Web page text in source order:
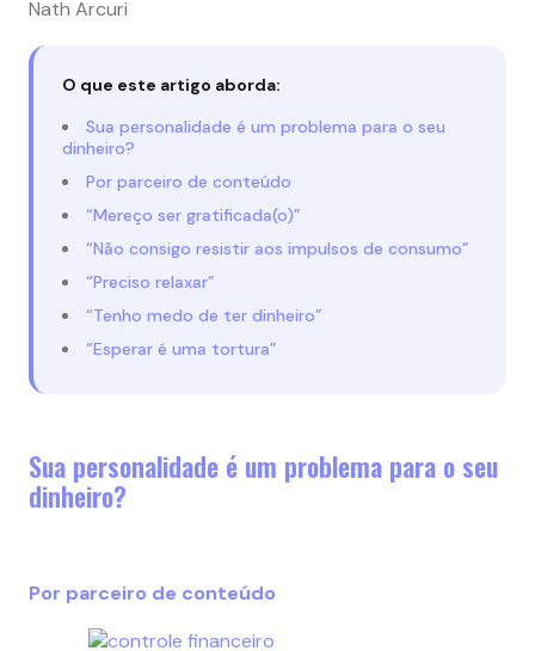
Nath Arcuri
O que este artigo aborda:
Sua personalidade é um problema para o seu
dinheiro?
Por parceiro de conteúdo
“Mereço ser gratificada(o)”
“Não consigo resistir aos impulsos de consumo”
“Preciso relaxar”
“Tenho medo de ter dinheiro”
“Esperar é uma tortura”
Sua personalidade é um problema para o seu
dinheiro?
Por parceiro de conteúdo